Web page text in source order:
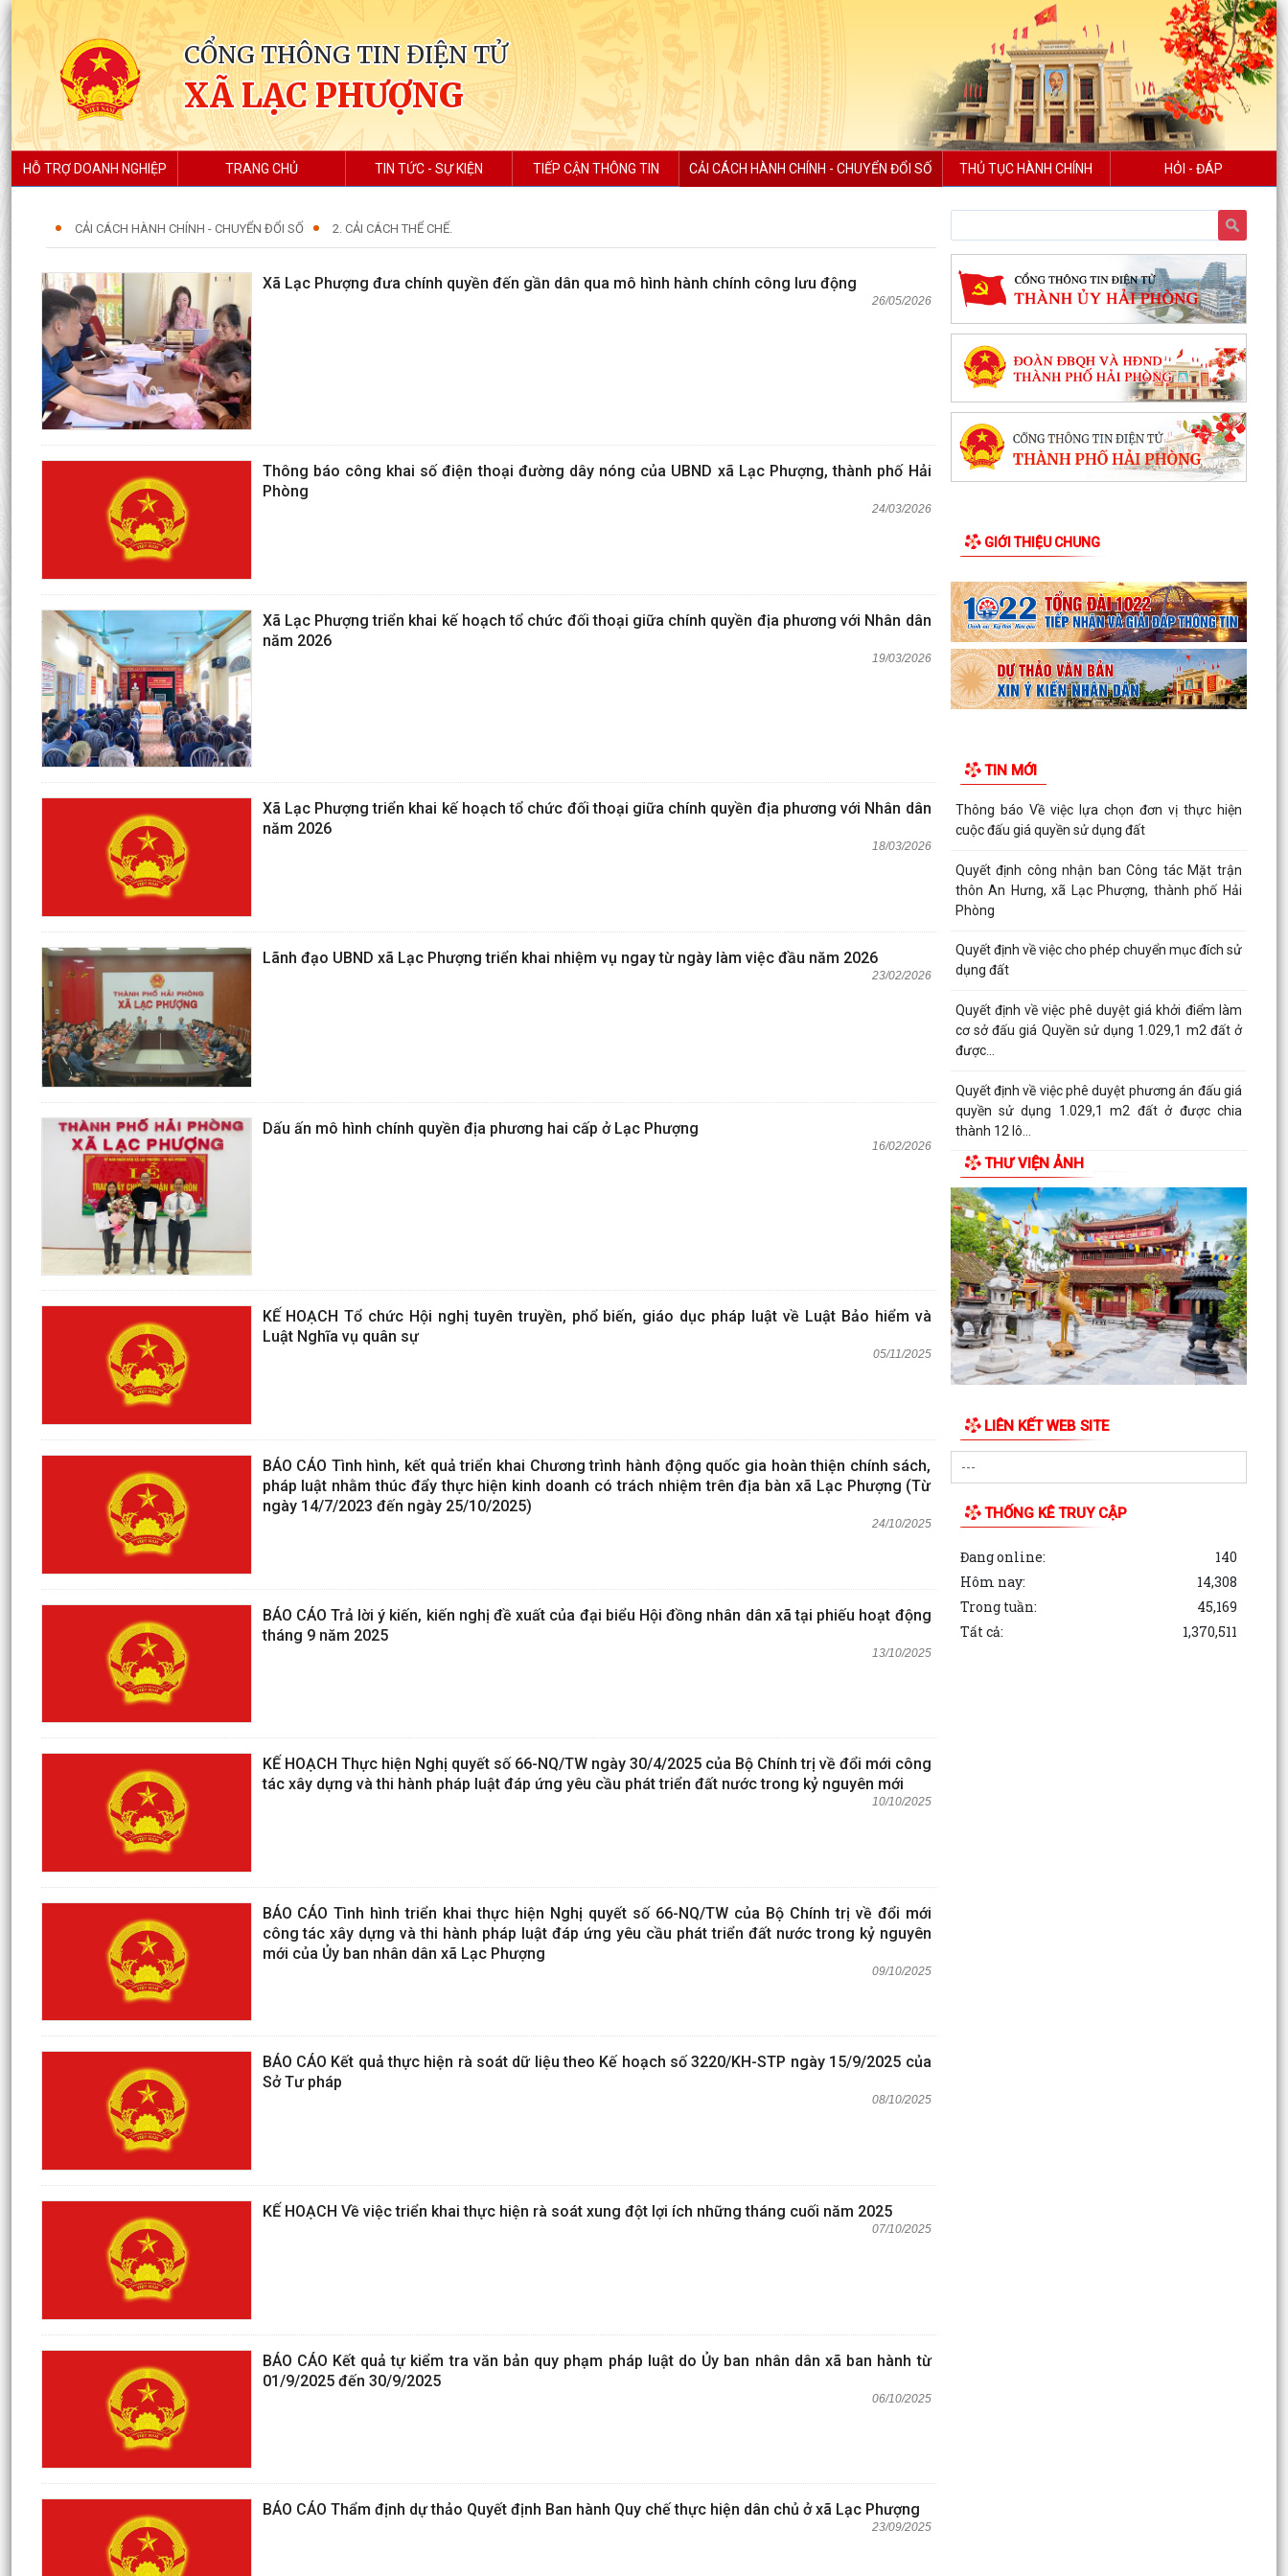
CỔNG THÔNG TIN ĐIỆN TỬ
XÃ LẠC PHƯỢNG
HỖ TRỢ DOANH NGHIỆP TRANG CHỦ TIN TỨC - SỰ KIỆN TIẾP CẬN THÔNG TIN CẢI CÁCH HÀNH CHÍNH - CHUYỂN ĐỔI SỐ THỦ TỤC HÀNH CHÍNH HỎI - ĐÁP
CẢI CÁCH HÀNH CHÍNH - CHUYỂN ĐỔI SỐ 2. CẢI CÁCH THỂ CHẾ.
Xã Lạc Phượng đưa chính quyền đến gần dân qua mô hình hành chính công lưu động
26/05/2026
Thông báo công khai số điện thoại đường dây nóng của UBND xã Lạc Phượng, thành phố Hải
Phòng
24/03/2026
Xã Lạc Phượng triển khai kế hoạch tổ chức đối thoại giữa chính quyền địa phương với Nhân dân
năm 2026
19/03/2026
Xã Lạc Phượng triển khai kế hoạch tổ chức đối thoại giữa chính quyền địa phương với Nhân dân
năm 2026
18/03/2026
Lãnh đạo UBND xã Lạc Phượng triển khai nhiệm vụ ngay từ ngày làm việc đầu năm 2026
23/02/2026
Dấu ấn mô hình chính quyền địa phương hai cấp ở Lạc Phượng
16/02/2026
KẾ HOẠCH Tổ chức Hội nghị tuyên truyền, phổ biến, giáo dục pháp luật về Luật Bảo hiểm và
Luật Nghĩa vụ quân sự
05/11/2025
BÁO CÁO Tình hình, kết quả triển khai Chương trình hành động quốc gia hoàn thiện chính sách,
pháp luật nhằm thúc đẩy thực hiện kinh doanh có trách nhiệm trên địa bàn xã Lạc Phượng (Từ
ngày 14/7/2023 đến ngày 25/10/2025)
24/10/2025
BÁO CÁO Trả lời ý kiến, kiến nghị đề xuất của đại biểu Hội đồng nhân dân xã tại phiếu hoạt động
tháng 9 năm 2025
13/10/2025
KẾ HOẠCH Thực hiện Nghị quyết số 66-NQ/TW ngày 30/4/2025 của Bộ Chính trị về đổi mới công
tác xây dựng và thi hành pháp luật đáp ứng yêu cầu phát triển đất nước trong kỷ nguyên mới
10/10/2025
BÁO CÁO Tình hình triển khai thực hiện Nghị quyết số 66-NQ/TW của Bộ Chính trị về đổi mới
công tác xây dựng và thi hành pháp luật đáp ứng yêu cầu phát triển đất nước trong kỷ nguyên
mới của Ủy ban nhân dân xã Lạc Phượng
09/10/2025
BÁO CÁO Kết quả thực hiện rà soát dữ liệu theo Kế hoạch số 3220/KH-STP ngày 15/9/2025 của
Sở Tư pháp
08/10/2025
KẾ HOẠCH Về việc triển khai thực hiện rà soát xung đột lợi ích những tháng cuối năm 2025
07/10/2025
BÁO CÁO Kết quả tự kiểm tra văn bản quy phạm pháp luật do Ủy ban nhân dân xã ban hành từ
01/9/2025 đến 30/9/2025
06/10/2025
BÁO CÁO Thẩm định dự thảo Quyết định Ban hành Quy chế thực hiện dân chủ ở xã Lạc Phượng
23/09/2025
GIỚI THIỆU CHUNG
TIN MỚI
Thông báo Về việc lựa chọn đơn vị thực hiện
cuộc đấu giá quyền sử dụng đất
Quyết định công nhận ban Công tác Mặt trận
thôn An Hưng, xã Lạc Phượng, thành phố Hải
Phòng
Quyết định về việc cho phép chuyển mục đích sử
dụng đất
Quyết định về việc phê duyệt giá khởi điểm làm
cơ sở đấu giá Quyền sử dụng 1.029,1 m2 đất ở
được...
Quyết định về việc phê duyệt phương án đấu giá
quyền sử dụng 1.029,1 m2 đất ở được chia
thành 12 lô...
Thông báo về việc niêm yết công khai danh mục
thủ tục hành chính ban hành mới, được sửa đổi,
bổ...
THƯ VIỆN ẢNH
LIÊN KẾT WEB SITE
THỐNG KÊ TRUY CẬP
Đang online:
140
Hôm nay:
14,308
Trong tuần:
45,169
Tất cả:
1,370,511